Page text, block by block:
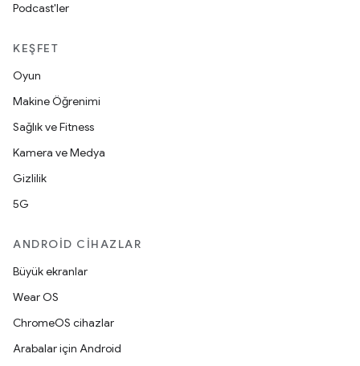
Podcast'ler
KEŞFET
Oyun
Makine Öğrenimi
Sağlık ve Fitness
Kamera ve Medya
Gizlilik
5G
ANDROID CIHAZLAR
Büyük ekranlar
Wear OS
ChromeOS cihazlar
Arabalar için Android